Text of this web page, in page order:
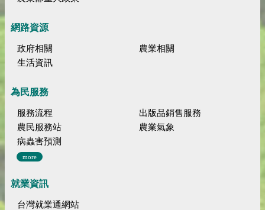
網路資源
政府相關
農業相關
生活資訊
為民服務
服務流程
出版品銷售服務
農民服務站
農業氣象
病蟲害預測
more
就業資訊
台灣就業通網站